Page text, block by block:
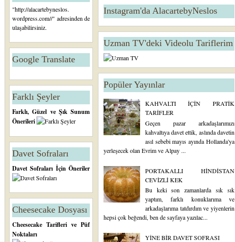
"http://alacartebyneslos.
wordpress.com//" adresinden de
ulaşabilirsiniz.
Google Translate
Farklı Şeyler
Farklı, Güzel ve Şık Sunum
Önerileri
Davet Sofraları
Davet Sofraları İçin Öneriler
Cheesecake Dosyası
Cheesecake Tarifleri ve Püf
Noktaları
Instagram'da AlacartebyNeslos
Uzman TV'deki Videolu Tariflerim
Popüler Yayınlar
KAHVALTI İÇİN PRATİK
TARİFLER
Geçen pazar arkadaşlarımızı
kahvaltıya davet ettik, aslında davetin
asıl sebebi mayıs ayında Hollanda'ya
yerleşecek olan Evrim ve Alpay ...
PORTAKALLI HİNDİSTAN
CEVİZLİ KEK
Bu keki son zamanlarda sık sık
yaptım, farklı konuklarıma ve
arkadaşlarıma tatdırdım ve yiyenlerin
hepsi çok beğendi, ben de sayfaya yazılac...
YİNE BİR DAVET SOFRASI